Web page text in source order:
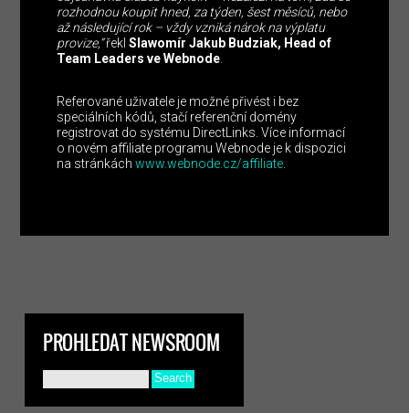
rozhodnou koupit hned, za týden, šest měsíců, nebo
až následující rok – vždy vzniká nárok na výplatu
provize,“řeklSlawomír Jakub Budziak, Head of
Team Leaders ve Webnode.
Referované uživatele je možné přivést i bez
speciálních kódů, stačí referenční domény
registrovat do systému DirectLinks. Více informací
o novém affiliate programu Webnode je k dispozici
na stránkáchwww.webnode.cz/affiliate.
PROHLEDAT NEWSROOM